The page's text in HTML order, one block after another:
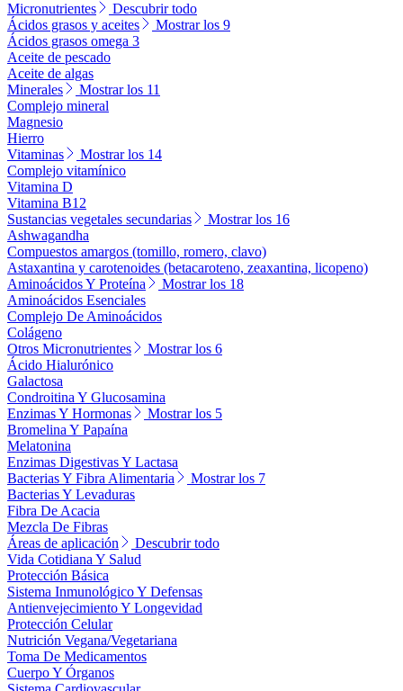
Micronutrientes
Descubrir todo
Ácidos grasos y aceites
Mostrar los 9
Ácidos grasos omega 3
Aceite de pescado
Aceite de algas
Minerales
Mostrar los 11
Complejo mineral
Magnesio
Hierro
Vitaminas
Mostrar los 14
Complejo vitamínico
Vitamina D
Vitamina B12
Sustancias vegetales secundarias
Mostrar los 16
Ashwagandha
Compuestos amargos (tomillo, romero, clavo)
Astaxantina y carotenoides (betacaroteno, zeaxantina, licopeno)
Aminoácidos Y Proteína
Mostrar los 18
Aminoácidos Esenciales
Complejo De Aminoácidos
Colágeno
Otros Micronutrientes
Mostrar los 6
Ácido Hialurónico
Galactosa
Condroitina Y Glucosamina
Enzimas Y Hormonas
Mostrar los 5
Bromelina Y Papaína
Melatonina
Enzimas Digestivas Y Lactasa
Bacterias Y Fibra Alimentaria
Mostrar los 7
Bacterias Y Levaduras
Fibra De Acacia
Mezcla De Fibras
Áreas de aplicación
Descubrir todo
Vida Cotidiana Y Salud
Protección Básica
Sistema Inmunológico Y Defensas
Antienvejecimiento Y Longevidad
Protección Celular
Nutrición Vegana/Vegetariana
Toma De Medicamentos
Cuerpo Y Órganos